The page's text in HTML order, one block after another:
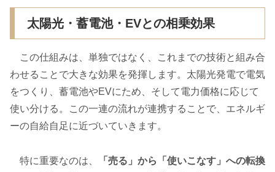
太陽光・蓄電池・EVとの相乗効果
この仕組みは、単独ではなく、これまでの技術と組み合
わせることで大きな効果を発揮します。太陽光発電で電気
をつくり、蓄電池やEVにため、そして電力価格に応じて
使い分ける。この一連の流れが連携することで、エネルギ
ーの自給自足に近づいていきます。
特に重要なのは、
「売る」から「使いこなす」への転換